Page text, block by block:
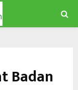
Badan